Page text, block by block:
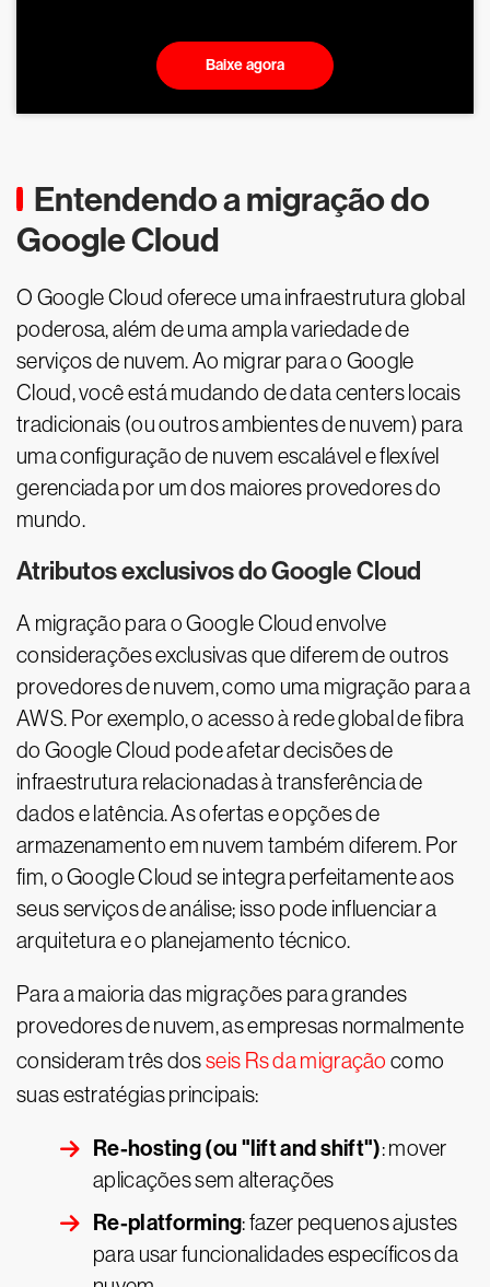
Baixe agora
Entendendo a migração do
Google Cloud
O Google Cloud oferece uma infraestrutura global
poderosa, além de uma ampla variedade de
serviços de nuvem. Ao migrar para o Google
Cloud, você está mudando de data centers locais
tradicionais (ou outros ambientes de nuvem) para
uma configuração de nuvem escalável e flexível
gerenciada por um dos maiores provedores do
mundo.
Atributos exclusivos do Google Cloud
A migração para o Google Cloud envolve
considerações exclusivas que diferem de outros
provedores de nuvem, como uma migração para a
AWS. Por exemplo, o acesso à rede global de fibra
do Google Cloud pode afetar decisões de
infraestrutura relacionadas à transferência de
dados e latência. As ofertas e opções de
armazenamento em nuvem também diferem. Por
fim, o Google Cloud se integra perfeitamente aos
seus serviços de análise; isso pode influenciar a
arquitetura e o planejamento técnico.
Para a maioria das migrações para grandes
provedores de nuvem, as empresas normalmente
consideram três dosseis Rs da migração como
suas estratégias principais:
Re-hosting (ou "lift and shift"): mover
aplicações sem alterações
Re-platforming: fazer pequenos ajustes
para usar funcionalidades específicos da